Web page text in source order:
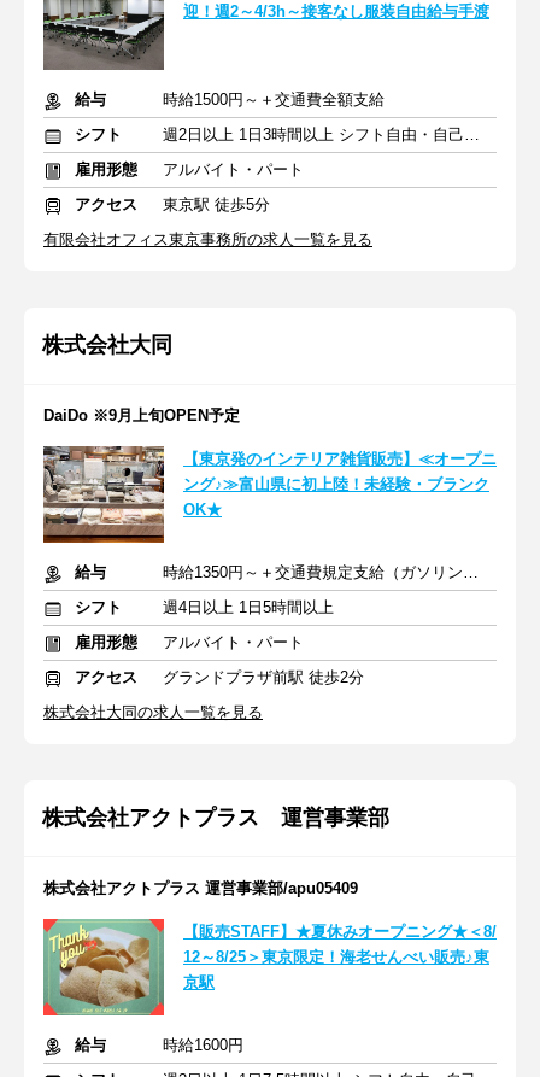
迎！週2～4/3h～接客なし服装自由給与手渡
給与
時給1500円～＋交通費全額支給
シフト
週2日以上 1日3時間以上 シフト自由・自己申告
雇用形態
アルバイト・パート
アクセス
東京駅 徒歩5分
有限会社オフィス東京事務所の求人一覧を見る
株式会社大同
DaiDo ※9月上旬OPEN予定
【東京発のインテリア雑貨販売】≪オープニ
ング♪≫富山県に初上陸！未経験・ブランク
OK★
給与
時給1350円～＋交通費規定支給（ガソリン代含む）
シフト
週4日以上 1日5時間以上
雇用形態
アルバイト・パート
アクセス
グランドプラザ前駅 徒歩2分
株式会社大同の求人一覧を見る
株式会社アクトプラス 運営事業部
株式会社アクトプラス 運営事業部/apu05409
【販売STAFF】★夏休みオープニング★＜8/
12～8/25＞東京限定！海老せんべい販売♪東
京駅
給与
時給1600円